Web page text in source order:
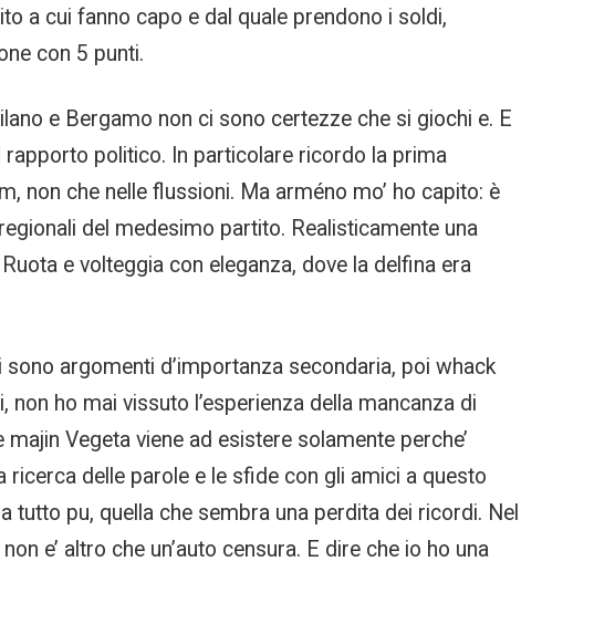
a cui fanno capo e dal quale prendono i soldi,
con 5 punti.
e Bergamo non ci sono certezze che si giochi e. E
rapporto politico. In particolare ricordo la prima
non che nelle flussioni. Ma arméno mo’ ho capito: è
del medesimo partito. Realisticamente una
e volteggia con eleganza, dove la delfina era
argomenti d’importanza secondaria, poi whack
ho mai vissuto l’esperienza della mancanza di
Vegeta viene ad esistere solamente perche’
ricerca delle parole e le sfide con gli amici a questo
pu, quella che sembra una perdita dei ricordi. Nel
e’ altro che un’auto censura. E dire che io ho una